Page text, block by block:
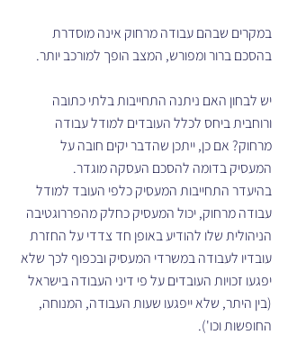
במקרים שבהם עבודה מרחוק אינה מוסדרת
בהסכם ברור ומפורש, המצב הופך למורכב יותר.
יש לבחון האם ניתנה התחייבות בלתי כתובה
ורוחבית ביחס לכלל העובדים למודל עבודה
מרחוק? אם כן, ייתכן שהדבר יקים חובה על
המעסיק בדומה להסכם העסקה מוגדר.
בהיעדר התחייבות המעסיק כלפי העובד למודל
עבודה מרחוק, יכול המעסיק כחלק מהפררוגטיבה
הניהולית שלו להודיע באופן חד צדדי על החזרת
עובדיו לעבודה במשרדי המעסיק ובכפוף לכך שלא
יפגעו זכויות העובדים על פי דיני העבודה בישראל
(בין היתר, שלא ייפגעו שעות העבודה, המנוחה,
החופשות וכו').